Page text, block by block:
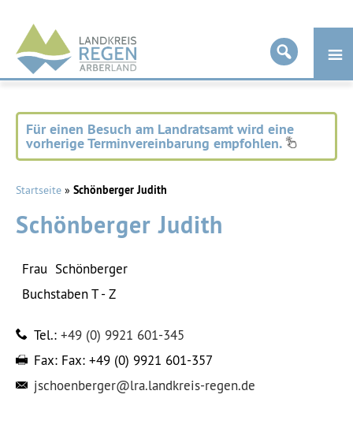
Landkreis
Regen
Für einen Besuch am Landratsamt wird eine
vorherige Terminvereinbarung empfohlen.
Startseite » Schönberger Judith
Schönberger Judith
Frau Schönberger
Buchstaben T - Z
Tel.: +49 (0) 9921 601-345
Fax: Fax: +49 (0) 9921 601-357
jschoenberger@lra.landkreis-regen.de